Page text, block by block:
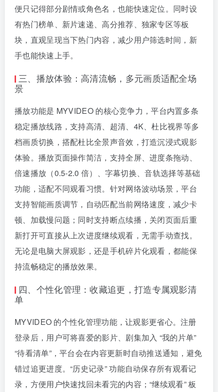
便只记得部分剧情或角色名，也能快速定位。同时设
有热门榜单、新片速递、高分推荐、独家专区等板
块，直观呈现当下热门内容，减少用户筛选时间，新
手也能快速上手。
三、播放体验：高清流畅，多元画质适配全场
景
播放功能是 MYVIDEO 的核心竞争力，平台内置多条
稳定播放线路，支持高清、超清、4K、杜比视界等多
档画质切换，搭配杜比全景声音效，打造沉浸式观影
体验。播放页面操作简洁，支持全屏、进度条拖动、
倍速播放（0.5-2.0 倍）、字幕切换、音轨选择等基础
功能，适配不同观看习惯。针对网络波动场景，平台
支持智能画质调节，自动匹配当前网络速度，减少卡
顿、加载慢问题；同时支持断点续播，关闭页面后重
新打开可直接从上次进度继续观看，无需手动查找。
无论是电脑大屏观影，还是手机碎片化观看，都能保
持流畅稳定的播放效果。
四、个性化管理：收藏追更，打造专属观影清
单
MYVIDEO 的个性化管理功能，让观影更省心。注册
登录后，用户可将喜爱的影片、剧集加入 “我的片单”
“待看清单”，平台会在内容更新时自动推送通知，避免
错过追更进度。“历史记录” 功能自动保存所有观看记
录，方便用户快速找回未看完的内容；“继续观看” 板